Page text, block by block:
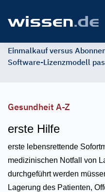
Einmalkauf versus
Software-Lizenzmodell
Gesundheit A-Z
erste Hilfe
erste lebensrettende
medizinischen Notfall von
durchgeführt werden
Lagerung des Patienten,